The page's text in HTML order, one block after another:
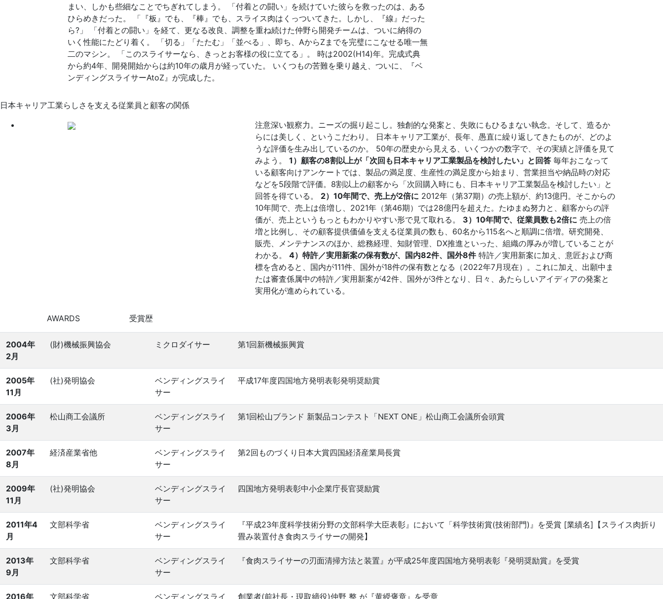
まい、しかも些細なことでちぎれてしまう。
「付着との闘い」を続けていた彼らを救ったのは、ある
ひらめきだった。
「『板』でも、『棒』でも、スライス肉はくっついてきた。しかし、『線』だった
ら?」
「付着との闘い」を経て、更なる改良、調整を重ね続けた仲野ら開発チームは、ついに納得の
いく性能にたどり着く。
「切る」「たたむ」「並べる」、即ち、AからZまでを完璧にこなせる唯一無
二のマシン。
「このスライサーなら、きっとお客様の役に立てる」。
時は2002(H14)年。完成式典
から約4年、開発開始からは約10年の歳月が経っていた。
いくつもの苦難を乗り越え、ついに、『ベ
ンディングスライサーAtoZ』が完成した。
日本キャリア工業らしさを支える従業員と顧客の関係
注意深い観察力。ニーズの掘り起こし。独創的な発案と、失敗にもひるまない執念。そして、造るか
らには美しく、というこだわり。
日本キャリア工業が、長年、愚直に繰り返してきたものが、どのよ
うな評価を生み出しているのか。
50年の歴史から見える、いくつかの数字で、その実績と評価を見て
みよう。
1）顧客の8割以上が「次回も日本キャリア工業製品を検討したい」と回答 毎年おこなって
いる顧客向けアンケートでは、製品の満足度、生産性の満足度から始まり、営業担当や納品時の対応
などを5段階で評価。8割以上の顧客から「次回購入時にも、日本キャリア工業製品を検討したい」と
回答を得ている。
2）10年間で、売上が2倍に 2012年（第37期）の売上額が、約13億円。そこからの
10年間で、売上は倍増し、2021年（第46期）では28億円を超えた。たゆまぬ努力と、顧客からの評
価が、売上というもっともわかりやすい形で見て取れる。
3）10年間で、従業員数も2倍に 売上の倍
増と比例し、その顧客提供価値を支える従業員の数も、60名から115名へと順調に倍増。研究開発、
販売、メンテナンスのほか、総務経理、知財管理、DX推進といった、組織の厚みが増していることが
わかる。
4）特許／実用新案の保有数が、国内82件、国外8件 特許／実用新案に加え、意匠および商
標を含めると、国内が111件、国外が18件の保有数となる（2022年7月現在）。これに加え、出願中ま
たは審査係属中の特許／実用新案が42件、国外が3件となり、日々、あたらしいアイディアの発案と
実用化が進められている。
AWARDS 受賞歴
2004年
2月
(財)機械振興協会 ミクロダイサー 第1回新機械振興賞
2005年
11月
(社)発明協会
ベンディングスライ
サー
平成17年度四国地方発明表彰発明奨励賞
2006年
3月
松山商工会議所
ベンディングスライ
サー
第1回松山ブランド 新製品コンテスト「NEXT ONE」松山商工会議所会頭賞
2007年
8月
経済産業省他
ベンディングスライ
サー
第2回ものづくり日本大賞四国経済産業局長賞
2009年
11月
(社)発明協会
ベンディングスライ
サー
四国地方発明表彰中小企業庁長官奨励賞
2011年4
月
文部科学省
ベンディングスライ
サー
『平成23年度科学技術分野の文部科学大臣表彰』において「科学技術賞(技術部門)』を受賞 [業績名]【スライス肉折り
畳み装置付き食肉スライサーの開発】
2013年
9月
文部科学省
ベンディングスライ
サー
『食肉スライサーの刃面清掃方法と装置』が平成25年度四国地方発明表彰『発明奨励賞』を受賞
2016年 文部科学省 ベンディングスライ 創業者(前社長・現取締役)仲野 整 が『黄綬褒章』を受章